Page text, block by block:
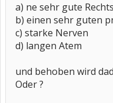
a) ne sehr gute
b) einen sehr guten
c) starke Nerven
d) langen Atem
und behoben wird
Oder ?